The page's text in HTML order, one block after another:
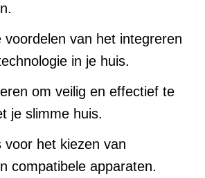
voordelen van het integreren
in je huis.
om veilig en effectief te
je slimme huis.
voor het kiezen van
compatibele apparaten.